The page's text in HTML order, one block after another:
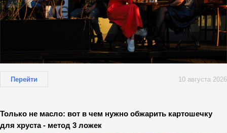
Перейти 10 августа 2026
Только не масло: вот в чем нужно обжарить картошечку
для хруста - метод 3 ложек